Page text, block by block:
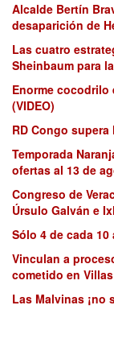
Alcalde Bertín
desaparición de
Las cuatro
Sheinbaum para
Enorme cocodrilo
(VIDEO)
RD Congo
Temporada
ofertas al 13 de
Congreso de
Úrsulo Galván e
Sólo 4 de cada
Vinculan a
cometido en
Las Malvinas ¡no